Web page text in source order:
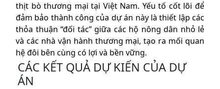
thịt bò thương mại tại Việt Nam. Yếu tố cốt lõi để
đảm bảo thành công của dự án này là thiết lập các
thỏa thuận “đối tác” giữa các hộ nông dân nhỏ lẻ
và các nhà vận hành thương mại, tạo ra mối quan
hệ đôi bên cùng có lợi và bền vững.
CÁC KẾT QUẢ DỰ KIẾN CỦA DỰ
ÁN